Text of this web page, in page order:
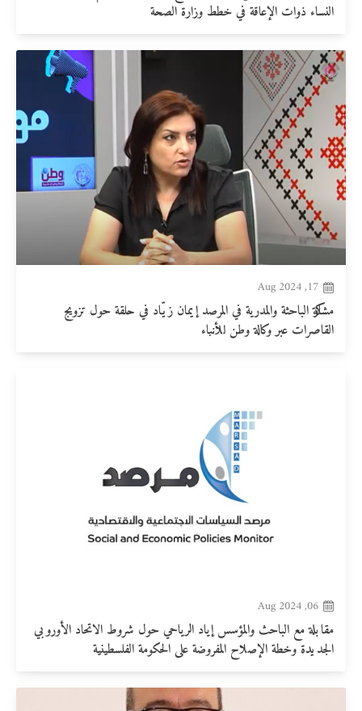
النساء ذوات الإعاقة في خطط وزارة الصحة
17, Aug 2024
مشاركة الباحثة والمدرية في المرصد إيمان زيّاد في حلقة حول تزويج
القاصرات عبر وكالة وطن للأنباء
06, Aug 2024
مقابلة مع الباحث والمؤسس إياد الرياحي حول شروط الاتحاد الأوروبي
الجديدة وخطة الإصلاح المفروضة على الحكومة الفلسطينية